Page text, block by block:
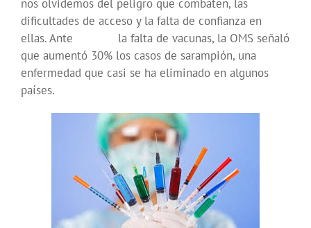
nos olvidemos del peligro que combaten, las
dificultades de acceso y la falta de confianza en
ellas. Ante la falta de vacunas, la OMS señaló
que aumentó 30% los casos de sarampión, una
enfermedad que casi se ha eliminado en algunos
países.